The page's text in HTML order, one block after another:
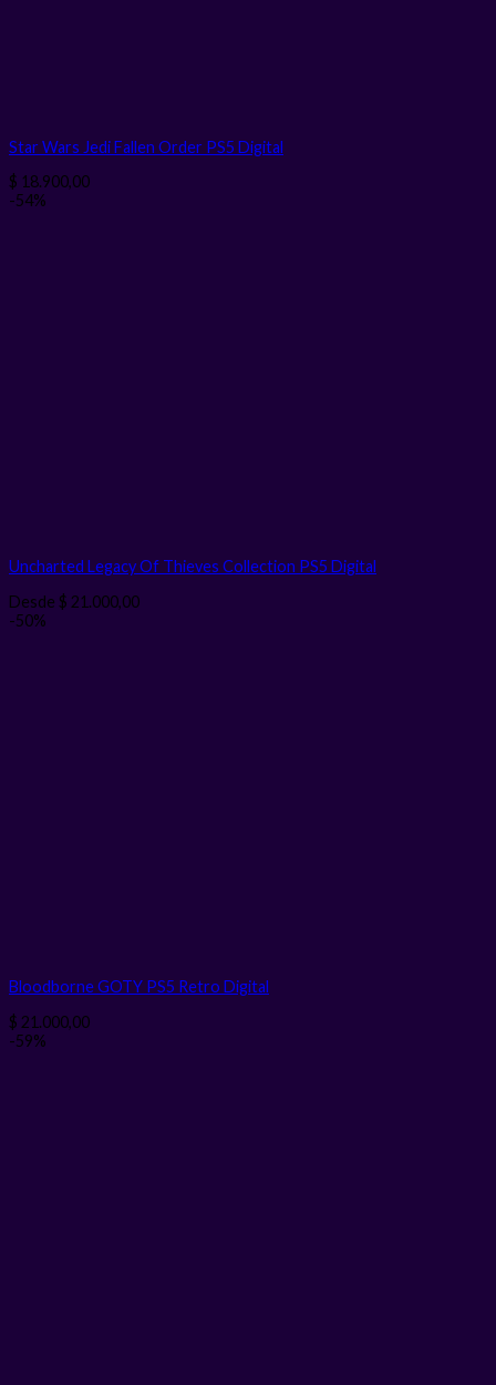
Star Wars Jedi Fallen Order PS5 Digital
$ 18.900,00
-54%
Uncharted Legacy Of Thieves Collection PS5 Digital
Desde $ 21.000,00
-50%
Bloodborne GOTY PS5 Retro Digital
$ 21.000,00
-59%